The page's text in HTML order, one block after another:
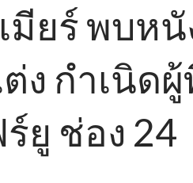
ยร์ พบห
ง กำเนิด
ยู ช่อง 24